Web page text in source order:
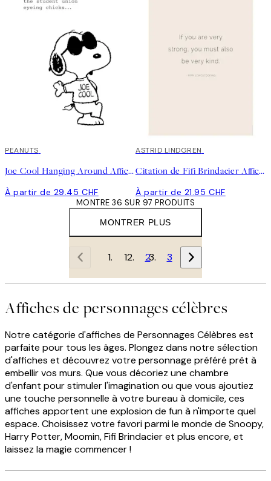
PEANUTS
Joe Cool Hanging Around Affiche
À partir de 29.45 CHF
ASTRID LINDGREN
Citation de Fifi Brindacier Affiche
À partir de 21.95 CHF
MONTRER PLUS
MONTRE 36 SUR 97 PRODUITS
1 2 3
Affiches de personnages célèbres
Notre catégorie d'affiches de Personnages Célèbres est
parfaite pour tous les âges. Plongez dans notre sélection
d'affiches et découvrez votre personnage préféré prêt à
embellir vos murs. Que vous décoriez une chambre
d'enfant pour stimuler l'imagination ou que vous ajoutiez
une touche personnelle à votre bureau à domicile, ces
affiches apportent une explosion de fun à n'importe quel
espace. Choisissez votre favori parmi le monde de Snoopy,
Harry Potter, Moomin, Fifi Brindacier et plus encore, et
laissez la magie commencer !